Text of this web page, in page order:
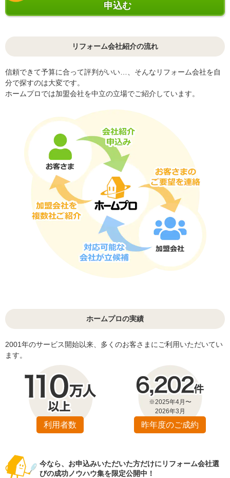
申込む
リフォーム会社紹介の流れ
信頼できて予算に合って評判がいい…、そんなリフォーム会社を自
分で探すのは大変です。
ホームプロでは加盟会社を中立の立場でご紹介しています。
ホームプロの実績
2001年のサービス開始以来、多くのお客さまにご利用いただいてい
ます。
利用者数
※2025年4月〜
2026年3月
昨年度のご成約
今なら、お申込みいただいた方だけにリフォーム会社選
びの成功ノウハウ集を限定公開中！